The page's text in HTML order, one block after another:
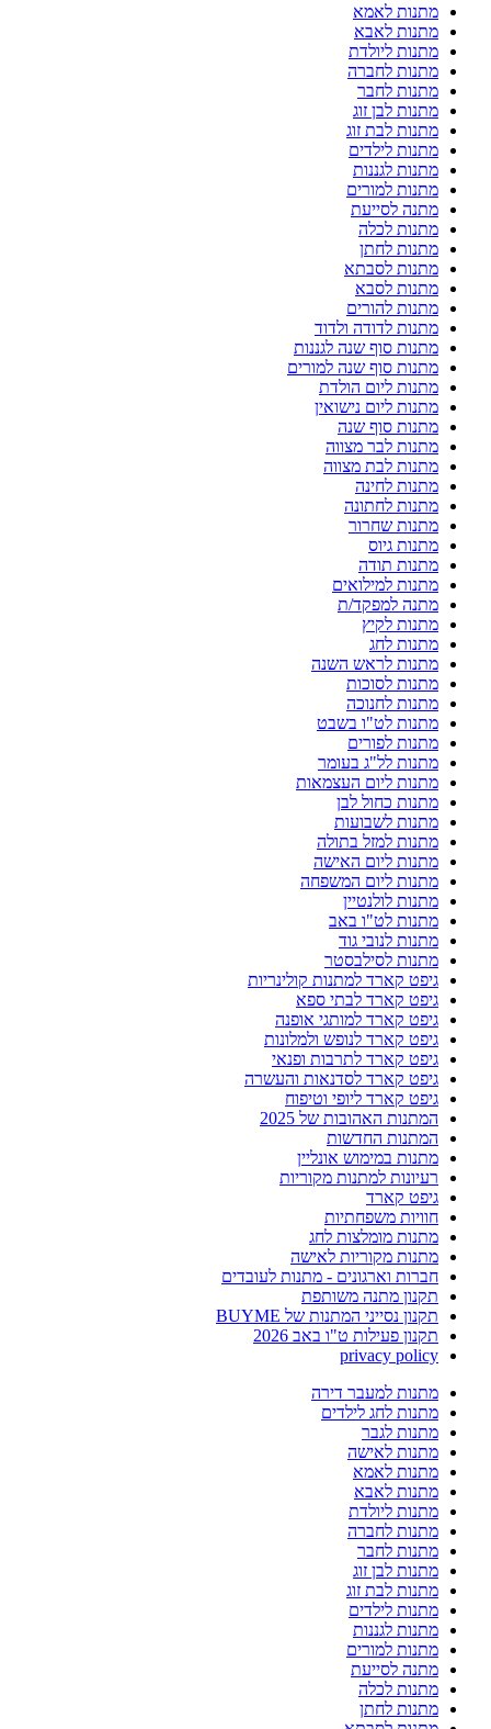
מתנות לאמא
מתנות לאבא
מתנות ליולדת
מתנות לחברה
מתנות לחבר
מתנות לבן זוג
מתנות לבת זוג
מתנות לילדים
מתנות לגננות
מתנות למורים
מתנה לסייעת
מתנות לכלה
מתנות לחתן
מתנות לסבתא
מתנות לסבא
מתנות להורים
מתנות לדודה ולדוד
מתנות סוף שנה לגננות
מתנות סוף שנה למורים
מתנות ליום הולדת
מתנות ליום נישואין
מתנות סוף שנה
מתנות לבר מצווה
מתנות לבת מצווה
מתנות לחינה
מתנות לחתונה
מתנות שחרור
מתנות גיוס
מתנות תודה
מתנות למילואים
מתנה למפקד/ת
מתנות לקיץ
מתנות לחג
מתנות לראש השנה
מתנות לסוכות
מתנות לחנוכה
מתנות לט"ו בשבט
מתנות לפורים
מתנות לל"ג בעומר
מתנות ליום העצמאות
מתנות כחול לבן
מתנות לשבועות
מתנות למזל בתולה
מתנות ליום האישה
מתנות ליום המשפחה
מתנות לולנטיין
מתנות לט"ו באב
מתנות לנובי גוד
מתנות לסילבסטר
גיפט קארד למתנות קולינריות
גיפט קארד לבתי ספא
גיפט קארד למותגי אופנה
גיפט קארד לנופש ולמלונות
גיפט קארד לתרבות ופנאי
גיפט קארד לסדנאות והעשרה
גיפט קארד ליופי וטיפוח
המתנות האהובות של 2025
המתנות החדשות
מתנות במימוש אונליין
רעיונות למתנות מקוריות
גיפט קארד
חוויות משפחתיות
מתנות מומלצות לחג
מתנות מקוריות לאישה
חברות וארגונים - מתנות לעובדים
תקנון מתנה משותפת
תקנון נסייני המתנות של BUYME
תקנון פעילות ט"ו באב 2026
privacy policy
מתנות למעבר דירה
מתנות לחג לילדים
מתנות לגבר
מתנות לאישה
מתנות לאמא
מתנות לאבא
מתנות ליולדת
מתנות לחברה
מתנות לחבר
מתנות לבן זוג
מתנות לבת זוג
מתנות לילדים
מתנות לגננות
מתנות למורים
מתנה לסייעת
מתנות לכלה
מתנות לחתן